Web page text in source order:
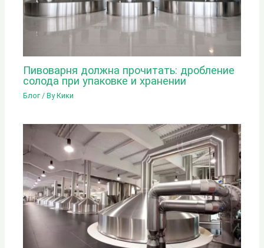
Пивоварня должна прочитать: дробление
солода при упаковке и хранении
Блог/ ByКики